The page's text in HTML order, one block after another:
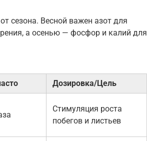
сезона. Весной важен азот для
а осенью — фосфор и калий для
Дозировка/Цель
Стимуляция роста
побегов и листьев